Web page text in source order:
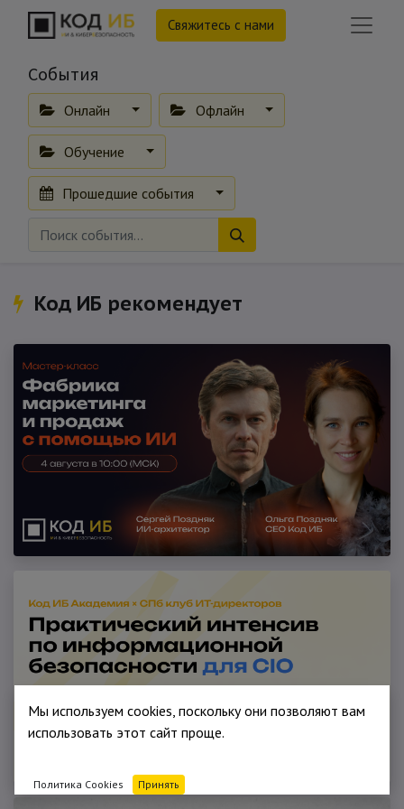
Свяжитесь с нами
События
Онлайн Офлайн
Обучение
Прошедшие события
Код ИБ рекомендует
Мы используем cookies, поскольку они позволяют вам
использовать этот сайт проще.
Политика Cookies Принять